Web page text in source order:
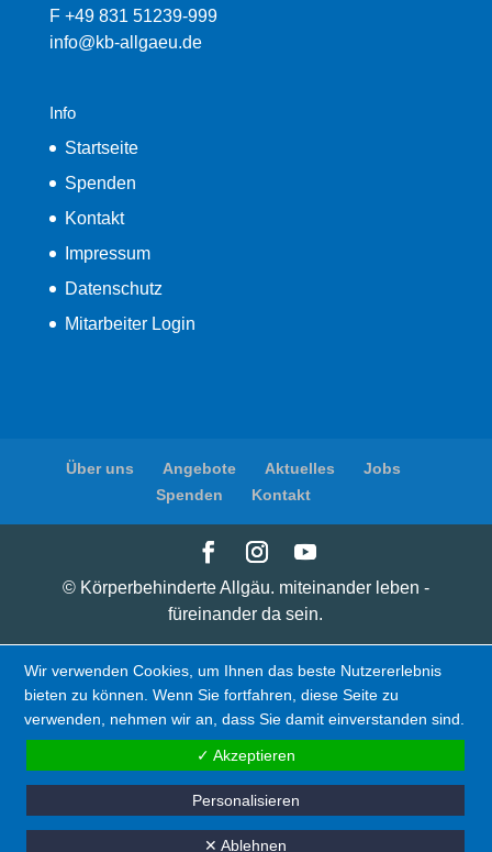
F +49 831 51239-999
info@kb-allgaeu.de
Info
Startseite
Spenden
Kontakt
Impressum
Datenschutz
Mitarbeiter Login
Über uns Angebote Aktuelles
Jobs
Spenden
Kontakt
© Körperbehinderte Allgäu. miteinander leben -
füreinander da sein.
Wir verwenden Cookies, um Ihnen das beste Nutzererlebnis
bieten zu können. Wenn Sie fortfahren, diese Seite zu
verwenden, nehmen wir an, dass Sie damit einverstanden sind.
✓ Akzeptieren
Personalisieren
✕ Ablehnen